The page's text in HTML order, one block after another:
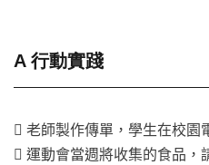
A 行動實踐
 老師製作傳單，學生在校園
 運動會當週將收集的食品，